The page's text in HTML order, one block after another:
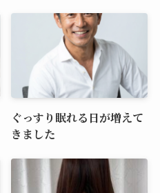
ぐっすり眠れる日が増えて
きました